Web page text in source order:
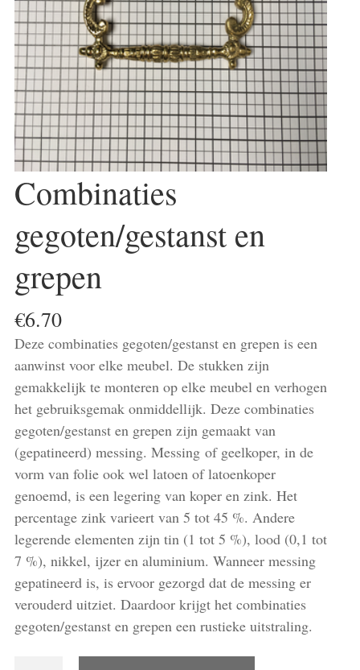
Combinaties
gegoten/gestanst en
grepen
€6.70
Deze combinaties gegoten/gestanst en grepen is een
aanwinst voor elke meubel. De stukken zijn
gemakkelijk te monteren op elke meubel en verhogen
het gebruiksgemak onmiddellijk. Deze combinaties
gegoten/gestanst en grepen zijn gemaakt van
(gepatineerd) messing. Messing of geelkoper, in de
vorm van folie ook wel latoen of latoenkoper
genoemd, is een legering van koper en zink. Het
percentage zink varieert van 5 tot 45 %. Andere
legerende elementen zijn tin (1 tot 5 %), lood (0,1 tot
7 %), nikkel, ijzer en aluminium. Wanneer messing
gepatineerd is, is ervoor gezorgd dat de messing er
verouderd uitziet. Daardoor krijgt het combinaties
gegoten/gestanst en grepen een rustieke uitstraling.